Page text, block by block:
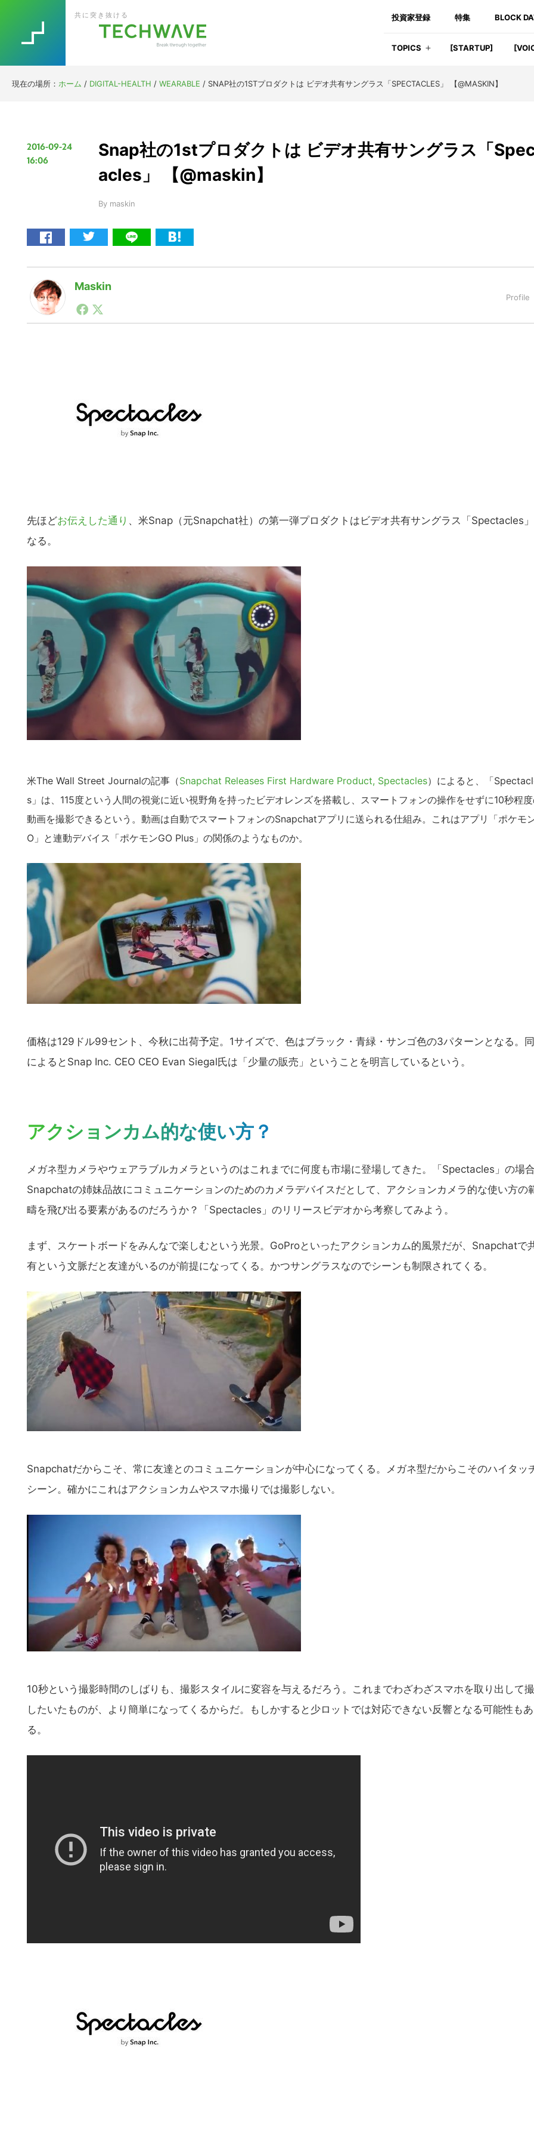
to
primary
to
main
to
primary
to
footer
投資家登録 特集 BLOCK
共に突き抜ける
TOPICS [STARTUP]
現在の場所： ホーム / DIGITAL-HEALTH / WEARABLE / SNAP社の1STプロダクトは ビデオ共有サングラス「SPECTACLES」 【@MASKIN】
2016-09-24
16:06
Snap社の1stプロダクトは ビデオ共有サングラス「
acles」 【@maskin】
By maskin
Maskin
1990年代初頭から記者としてまた起業家としてITスタートアップ業界のハードウェアからソフトウェアの事業創出に関わ
る。シリコンバレーやEU等でのスタートアップを経験。日本ではネットエイジ等に所属、大手企業の新規事業創出に協
先ほどお伝えした通り 、米Snap（元Snapchat社）の第一弾プロダクトはビデオ共有サングラス「Spectacles
なる。
米The Wall Street Journalの記事（Snapchat Releases First Hardware Product, Spectacles）によると、「
s」は、115度という人間の視覚に近い視野角を持ったビデオレンズを搭載し、スマートフォンの操作をせずに10秒程
動画を撮影できるという。動画は自動でスマートフォンのSnapchatアプリに送られる仕組み。これはアプリ「ポケモ
O」と連動デバイス「ポケモンGO Plus」の関係のようなものか。
価格は129ドル99セント、今秋に出荷予定。1サイズで、色はブラック・青緑・サンゴ色の3パターンとなる。
によるとSnap Inc. CEO CEO Evan Siegal氏は「少量の販売」ということを明言しているという。
アクションカム的な使い方？
メガネ型カメラやウェアラブルカメラというのはこれまでに何度も市場に登場してきた。「Spectacles」の場
Snapchatの姉妹品故にコミュニケーションのためのカメラデバイスだとして、アクションカメラ的な使い方の
疇を飛び出る要素があるのだろうか？「Spectacles」のリリースビデオから考察してみよう。
まず、スケートボードをみんなで楽しむという光景。GoProといったアクションカム的風景だが、Snapchatで
有という文脈だと友達がいるのが前提になってくる。かつサングラスなのでシーンも制限されてくる。
Snapchatだからこそ、常に友達とのコミュニケーションが中心になってくる。メガネ型だからこそのハイタッ
シーン。確かにこれはアクションカムやスマホ撮りでは撮影しない。
10秒という撮影時間のしばりも、撮影スタイルに変容を与えるだろう。これまでわざわざスマホを取り出して
したいたものが、より簡単になってくるからだ。もしかすると少ロットでは対応できない反響となる可能性もあ
る。
こ
の
サ
イ
ト
を
検
る